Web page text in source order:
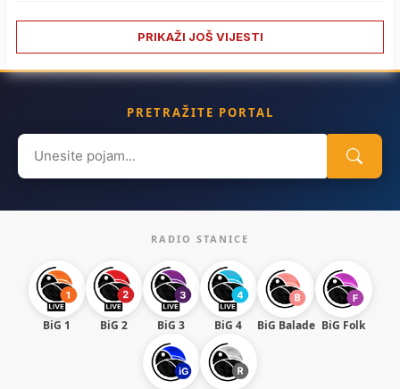
PRIKAŽI JOŠ VIJESTI
PRETRAŽITE PORTAL
Search
for:
RADIO STANICE
BiG 1 BiG 2 BiG 3 BiG 4 BiG Balade BiG Folk